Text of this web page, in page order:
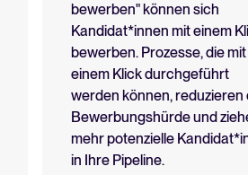
bewerben" können sich
Kandidat*innen mit einem
bewerben. Prozesse, die
einem Klick durchgeführt
werden können, reduzieren
Bewerbungshürde und
mehr potenzielle
in Ihre Pipeline.